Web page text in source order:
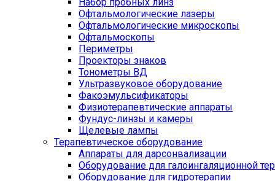
Офтальмологические лазеры
Офтальмологические микроскопы
Офтальмоскопы
Периметры
Проекторы знаков
Тонометры ВД
Ультразвуковое оборудование
Факоэмульсификаторы
Физиотерапевтические аппараты
Фундус-линзы и камеры
Щелевые лампы
Терапевтическое оборудование
Аппараты для дарсонвализации
Оборудование для галоингаляционной
Оборудование для гидротерапии